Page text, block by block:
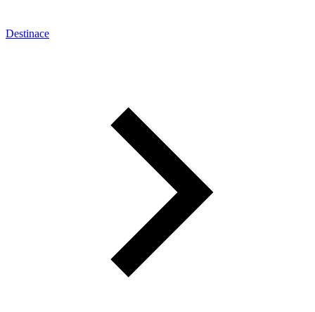
Destinace